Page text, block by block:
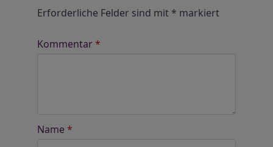
Erforderliche Felder sind mit* markiert
Kommentar*
Name *